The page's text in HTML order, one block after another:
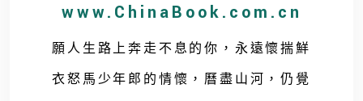
www.ChinaBook.com.cn
願人生路上奔走不息的你，永遠懷揣鮮
衣怒馬少年郎的情懷，曆盡山河，仍覺